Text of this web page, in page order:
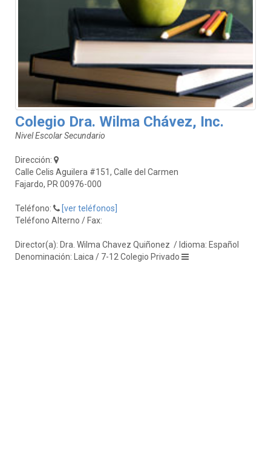
Colegio Dra. Wilma Chávez, Inc.
Nivel Escolar Secundario
Dirección:
Calle Celis Aguilera #151, Calle del Carmen
Fajardo, PR 00976-000
Teléfono:
[ver teléfonos]
Teléfono Alterno / Fax:
Director(a): Dra. Wilma Chavez Quiñonez / Idioma: Español
Denominación: Laica / 7-12 Colegio Privado